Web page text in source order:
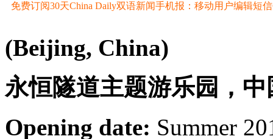
免费订阅30天China Daily双语新闻手机报：移动用户编辑短信
(Beijing, China)
永恒隧道主题游乐园，中
Opening date: Summer